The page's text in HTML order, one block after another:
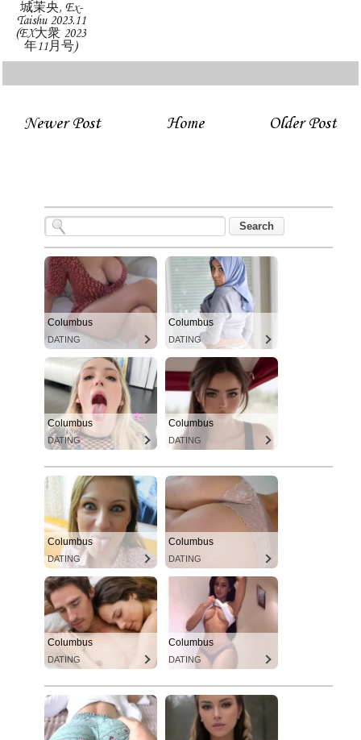
城茉央, Ex-
Taishu 2023.11
(EX大衆 2023
年11月号)
Newer Post Older Post
Home
Columbus
DATING
Columbus
DATING
Columbus
DATING
Columbus
DATING
Columbus
DATING
Columbus
DATING
Columbus
DATING
Columbus
DATING